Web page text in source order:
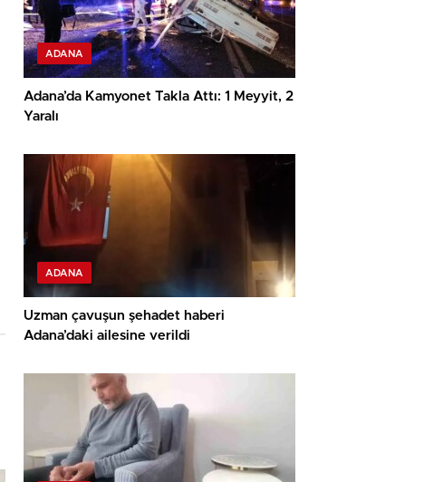
ADANA
Adana’da Kamyonet Takla Attı: 1 Meyyit, 2
Yaralı
ADANA
Uzman çavuşun şehadet haberi
Adana’daki ailesine verildi